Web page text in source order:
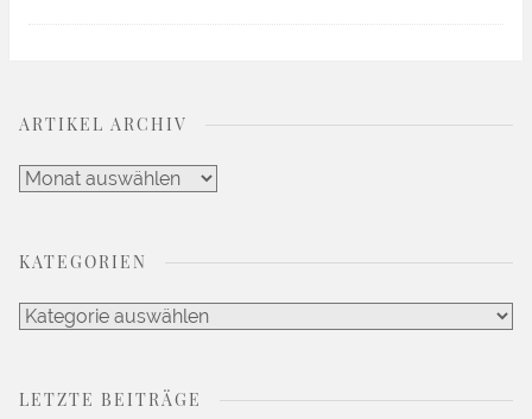
für
den
ARTIKEL ARCHIV
Artikel
KATEGORIEN
Kategorien
LETZTE BEITRÄGE